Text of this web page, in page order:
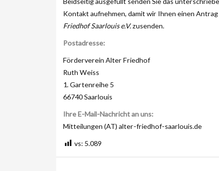
Kontakt aufnehmen, damit wir Ihnen einen
Friedhof Saarlouis e.V.zusenden.
Postadresse:
Förderverein Alter Friedhof
Ruth Weiss
1. Gartenreihe 5
66740 Saarlouis
Ihre E-Mail-Nachricht an uns:
Mitteilungen (AT) alter-friedhof-saarlouis.de
vs: 5.089